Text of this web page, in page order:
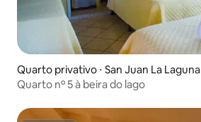
Quarto privativo ⋅ San Juan La Laguna
Quarto nº 5 à beira do lago